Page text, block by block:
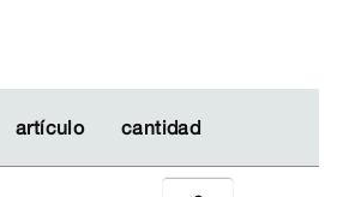
artículo cantidad
artículo cantidad